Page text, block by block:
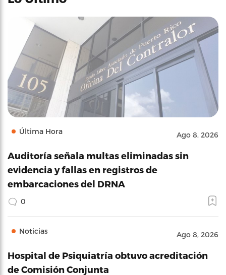
Última Hora Ago 8, 2026
Auditoría señala multas eliminadas sin
evidencia y fallas en registros de
embarcaciones del DRNA
0
Noticias Ago 8, 2026
Hospital de Psiquiatría obtuvo acreditación
de Comisión Conjunta